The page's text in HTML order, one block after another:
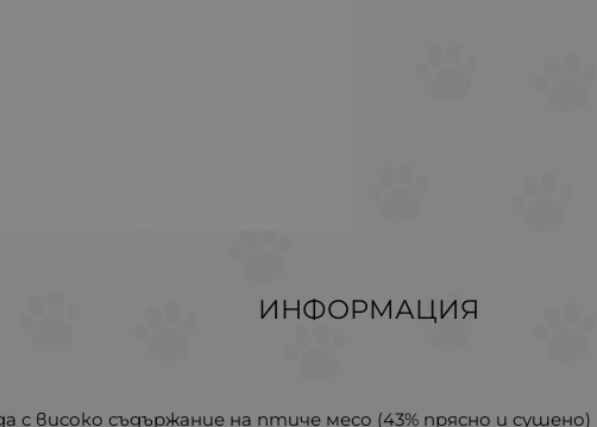
ИНФОРМАЦИЯ
с високо съдържание на птиче месо (43% прясно и